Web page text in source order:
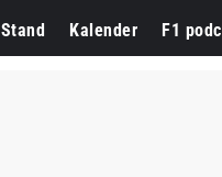
Stand Kalender F1